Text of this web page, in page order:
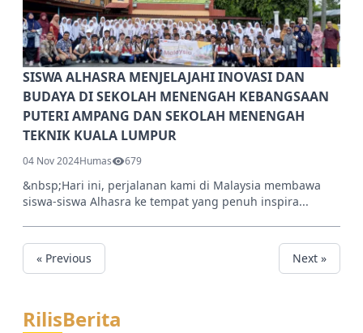
SISWA ALHASRA MENJELAJAHI INOVASI DAN
BUDAYA DI SEKOLAH MENENGAH KEBANGSAAN
PUTERI AMPANG DAN SEKOLAH MENENGAH
TEKNIK KUALA LUMPUR
04 Nov 2024Humas 679
&nbsp;Hari ini, perjalanan kami di Malaysia membawa
siswa-siswa Alhasra ke tempat yang penuh inspira...
« Previous Next »
RilisBerita